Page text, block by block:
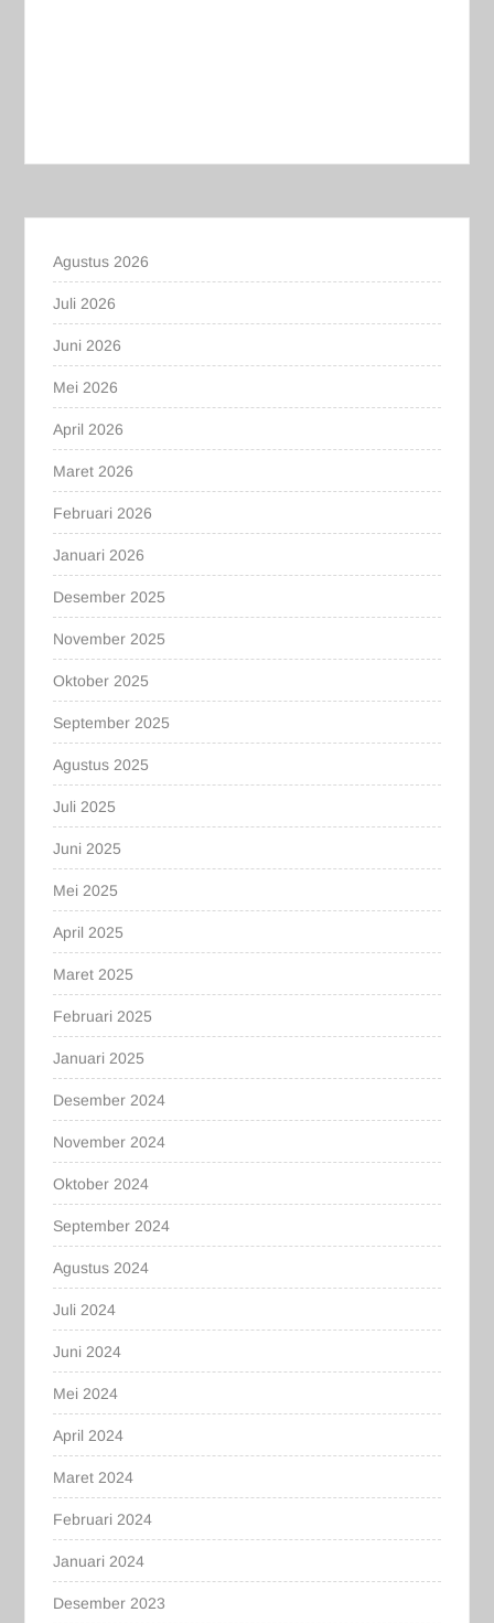
Agustus 2026
Juli 2026
Juni 2026
Mei 2026
April 2026
Maret 2026
Februari 2026
Januari 2026
Desember 2025
November 2025
Oktober 2025
September 2025
Agustus 2025
Juli 2025
Juni 2025
Mei 2025
April 2025
Maret 2025
Februari 2025
Januari 2025
Desember 2024
November 2024
Oktober 2024
September 2024
Agustus 2024
Juli 2024
Juni 2024
Mei 2024
April 2024
Maret 2024
Februari 2024
Januari 2024
Desember 2023